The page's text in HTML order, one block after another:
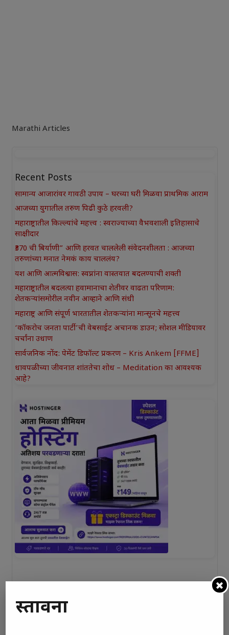
Marathi Articles
Recent Posts
सामान्य आजारांवर गावठी उपाय – घरच्या घरी मिळवा प्राथमिक आराम
आजच्या युगातील तरुण पिढी कुठे हरवली?
महाराष्ट्रातील किल्ल्यांचे महत्त्व : स्वराज्याच्या वैभवशाली इतिहासाचे
साक्षीदार
₹370 ची बिर्याणी” आणि हरवत चाललेली संवेदनशीलता : आजच्या
तरुणांच्या मनात नेमकं काय चाललंय?
यश आणि आत्मविश्वास: स्वप्नांना वास्तवात बदलण्याची शक्ती
महाराष्ट्रातील बदलत्या हवामानाचा शेतीवर वाढता परिणाम:
शेतकऱ्यांसमोरील नवीन आव्हाने आणि संधी
महाराष्ट्र आणि संपूर्ण भारतातील शेतकऱ्यांना मान्सूनचे महत्त्व
‘कॉकरोच जनता पार्टी’ची वेबसाईट अचानक डाउन; सोशल मीडियावर
चर्चांना उधाण
सार्वजनिक नोंद: पेमेंट डिफॉल्ट प्रकरण – Kris Ankem [FFME]
धावपळीच्या जीवनात शांततेचा शोध – Meditation का आवश्यक
आहे?
प्रस्तावना